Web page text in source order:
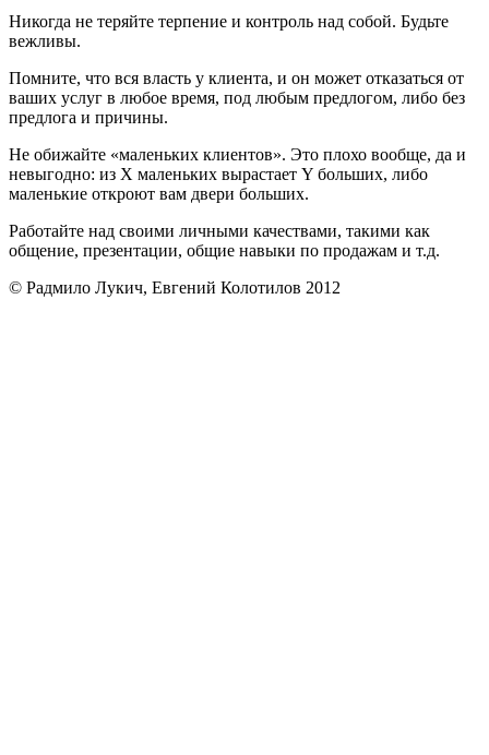
Никогда не теряйте терпение и контроль над собой. Будьте
вежливы.
Помните, что вся власть у клиента, и он может отказаться от
ваших услуг в любое время, под любым предлогом, либо без
предлога и причины.
Не обижайте «маленьких клиентов». Это плохо вообще, да и
невыгодно: из Х маленьких вырастает Y больших, либо
маленькие откроют вам двери больших.
Работайте над своими личными качествами, такими как
общение, презентации, общие навыки по продажам и т.д.
© Радмило Лукич, Евгений Колотилов 2012